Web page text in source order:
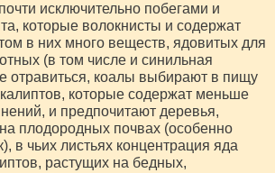
исключительно побегами и
которые волокнисты и содержат
в них много веществ, ядовитых для
(в том числе и синильная
отравиться, коалы выбирают в пищу
которые содержат меньше
и предпочитают деревья,
плодородных почвах (особенно
в чьих листьях концентрация яда
растущих на бедных,